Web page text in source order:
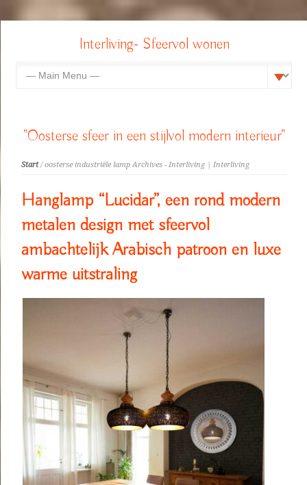
Interliving- Sfeervol wonen
"Oosterse sfeer in een stijlvol modern interieur"
Start/ oosterse industriële lamp Archives - Interliving | Interliving
Hanglamp “Lucidar”, een rond modern
metalen design met sfeervol
ambachtelijk Arabisch patroon en luxe
warme uitstraling